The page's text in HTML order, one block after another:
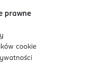
prawne
cookie